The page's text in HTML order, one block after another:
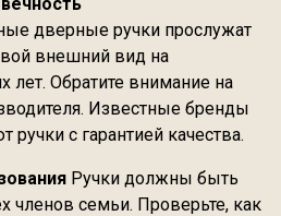
дверные ручки прослужат
внешний вид на
лет. Обратите внимание на
Известные бренды
ручки с гарантией качества.
Ручки должны быть
членов семьи. Проверьте, как